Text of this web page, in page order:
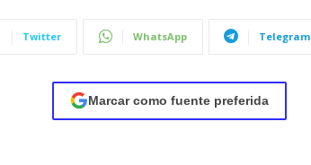
Twitter WhatsApp Telegram
Marcar como fuente preferida